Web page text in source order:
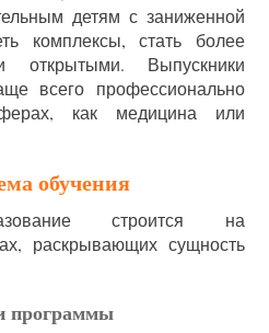
детям с заниженной
комплексы, стать более
открытыми. Выпускники
всего профессионально
как медицина или
обучения
строится на
раскрывающих сущность
программы